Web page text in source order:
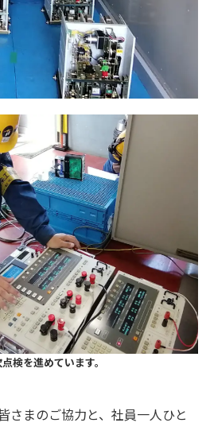
検を進めています。
さまのご協力と、社員一人ひと